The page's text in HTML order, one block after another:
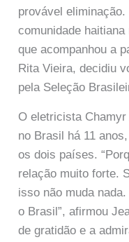
provável
comunidade
que acompanhou a
Rita Vieira, decidiu
pela Seleção
O eletricista
no Brasil há 11
os dois países.
relação muito forte.
isso não muda
o Brasil”, afirmou
de gratidão e a